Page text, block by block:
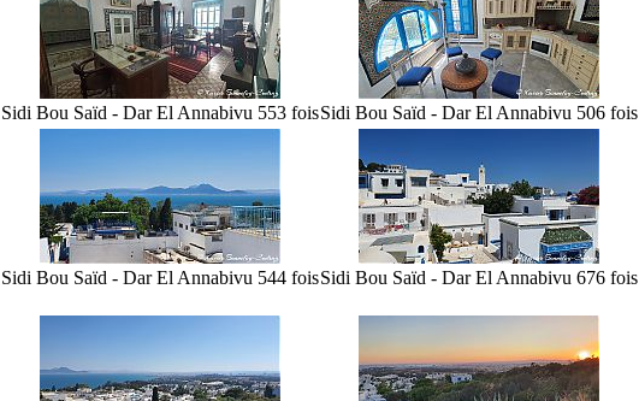
Sidi Bou Saïd - Dar El Annabivu 553 foisSidi Bou Saïd - Dar El Annabivu 506 fois
Sidi Bou Saïd - Dar El Annabivu 544 foisSidi Bou Saïd - Dar El Annabivu 676 fois